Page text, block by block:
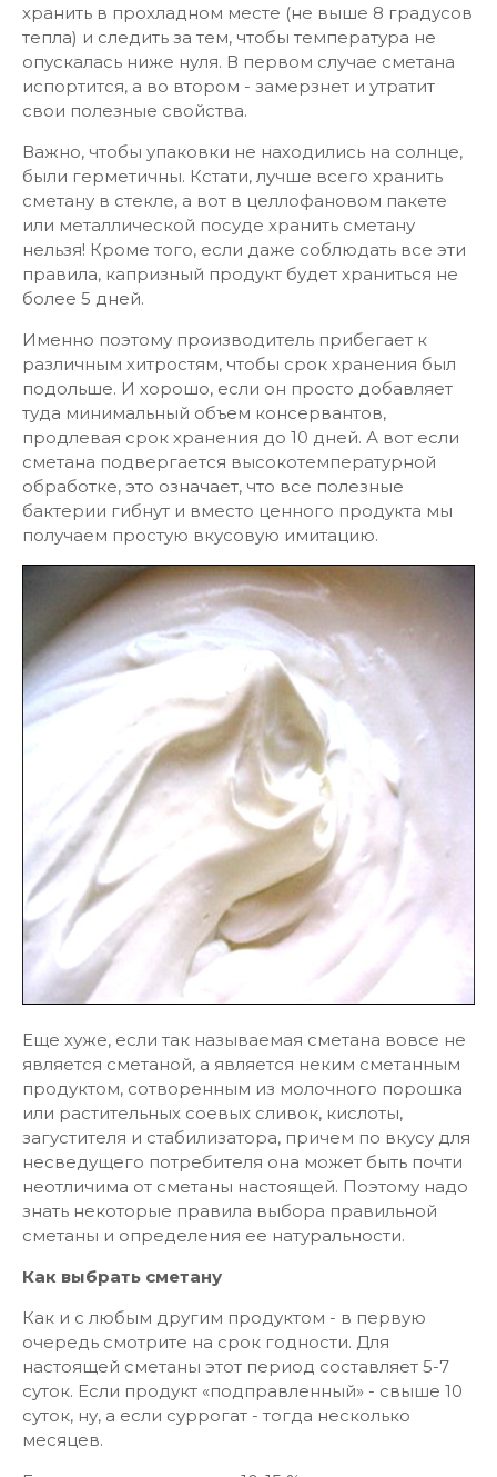
хранить в прохладном месте (не выше 8 градусов
тепла) и следить за тем, чтобы температура не
опускалась ниже нуля. В первом случае сметана
испортится, а во втором - замерзнет и утратит
свои полезные свойства.
Важно, чтобы упаковки не находились на солнце,
были герметичны. Кстати, лучше всего хранить
сметану в стекле, а вот в целлофановом пакете
или металлической посуде хранить сметану
нельзя! Кроме того, если даже соблюдать все эти
правила, капризный продукт будет храниться не
более 5 дней.
Именно поэтому производитель прибегает к
различным хитростям, чтобы срок хранения был
подольше. И хорошо, если он просто добавляет
туда минимальный объем консервантов,
продлевая срок хранения до 10 дней. А вот если
сметана подвергается высокотемпературной
обработке, это означает, что все полезные
бактерии гибнут и вместо ценного продукта мы
получаем простую вкусовую имитацию.
Еще хуже, если так называемая сметана вовсе не
является сметаной, а является неким сметанным
продуктом, сотворенным из молочного порошка
или растительных соевых сливок, кислоты,
загустителя и стабилизатора, причем по вкусу для
несведущего потребителя она может быть почти
неотличима от сметаны настоящей. Поэтому надо
знать некоторые правила выбора правильной
сметаны и определения ее натуральности.
Как выбрать сметану
Как и с любым другим продуктом - в первую
очередь смотрите на срок годности. Для
настоящей сметаны этот период составляет 5-7
суток. Если продукт «подправленный» - свыше 10
суток, ну, а если суррогат - тогда несколько
месяцев.